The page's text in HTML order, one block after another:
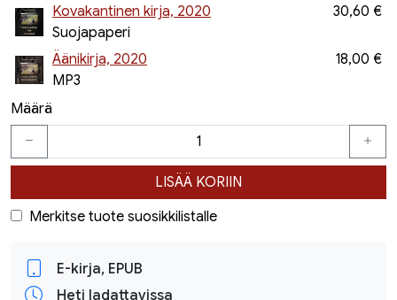
Kovakantinen kirja, 2020
Suojapaperi
30,60 €
Äänikirja, 2020
MP3
18,00 €
Määrä
LISÄÄ KORIIN
Merkitse tuote suosikkilistalle
E-kirja, EPUB
Heti ladattavissa